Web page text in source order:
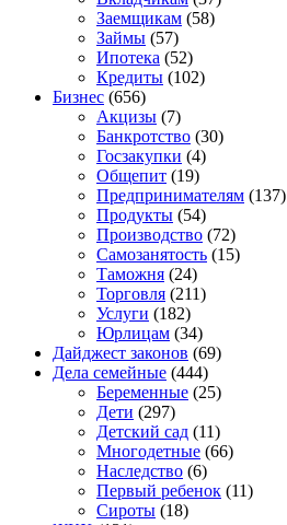
Заемщикам (58)
Займы (57)
Ипотека (52)
Кредиты (102)
Бизнес (656)
Акцизы (7)
Банкротство (30)
Госзакупки (4)
Общепит (19)
Предпринимателям (137)
Продукты (54)
Производство (72)
Самозанятость (15)
Таможня (24)
Торговля (211)
Услуги (182)
Юрлицам (34)
Дайджест законов (69)
Дела семейные (444)
Беременные (25)
Дети (297)
Детский сад (11)
Многодетные (66)
Наследство (6)
Первый ребенок (11)
Сироты (18)